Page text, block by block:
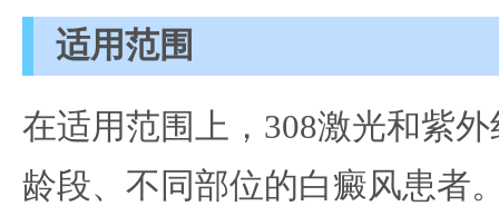
适用范围
在适用范围上，308激光和紫
龄段、不同部位的白癜风患者